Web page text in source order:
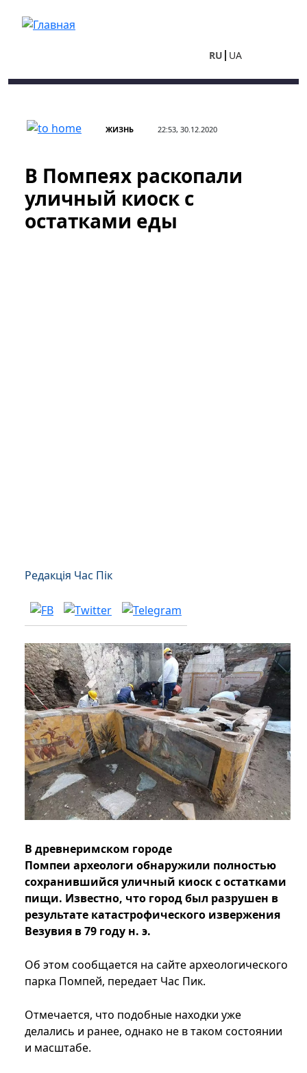
RU UA
ЖИЗНЬ 22:53, 30.12.2020
В Помпеях раскопали
уличный киоск с
остатками еды
Редакція Час Пік
В древнеримском городе
Помпеи археологи обнаружили полностью
сохранившийся уличный киоск с остатками
пищи. Известно, что город был разрушен в
результате катастрофического извержения
Везувия в 79 году н. э.
Об этом сообщается на сайте археологического
парка Помпей, передает Час Пик.
Отмечается, что подобные находки уже
делались и ранее, однако не в таком состоянии
и масштабе.